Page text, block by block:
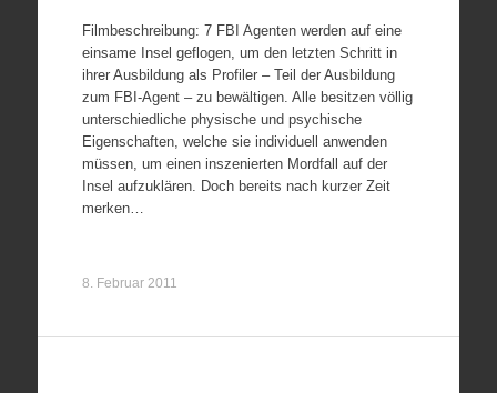
Filmbeschreibung: 7 FBI Agenten werden auf eine
einsame Insel geflogen, um den letzten Schritt in
ihrer Ausbildung als Profiler – Teil der Ausbildung
zum FBI-Agent – zu bewältigen. Alle besitzen völlig
unterschiedliche physische und psychische
Eigenschaften, welche sie individuell anwenden
müssen, um einen inszenierten Mordfall auf der
Insel aufzuklären. Doch bereits nach kurzer Zeit
merken…
8. Februar 2011